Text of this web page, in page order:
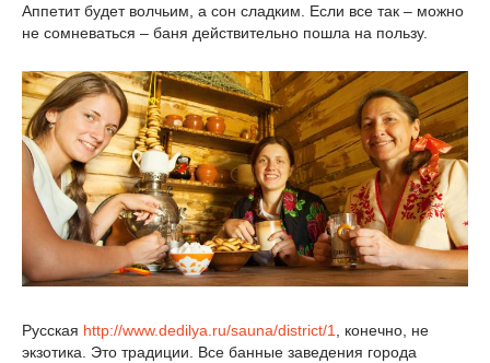
Аппетит будет волчьим, а сон сладким. Если все так – можно
не сомневаться – баня действительно пошла на пользу.
Русская http://www.dedilya.ru/sauna/district/1, конечно, не
экзотика. Это традиции. Все банные заведения города